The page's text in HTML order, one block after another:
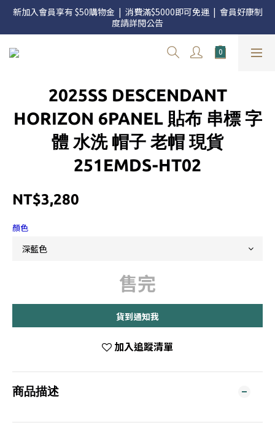
官網三週年 8月滿額送購物金 - 滿 $2000 送 $60 / 滿 $4000 送 $300
/ 滿 $10000 送 $1500
新加入會員享有 $50購物金  |  消費滿$5000即可免運  |  會員好康制
度請詳閱公告
官網三週年 8月滿額送購物金 - 滿 $2000 送 $60 / 滿 $4000 送 $300
/ 滿 $10000 送 $1500
2025SS DESCENDANT
HORIZON 6PANEL 貼布 串標 字
體 水洗 帽子 老帽 現貨
251EMDS-HT02
NT$3,280
顏色
售完
貨到通知我
加入追蹤清單
商品描述